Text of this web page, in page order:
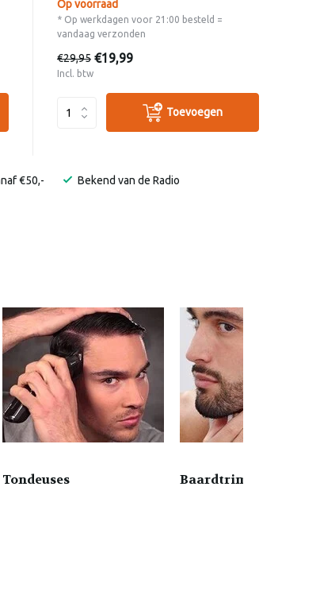
Op voorraad
* Op werkdagen voor 21:00 besteld =
vandaag verzonden
€29,95 €19,99
Incl. btw
Toevoegen
€50,- Bekend van de Radio
Tondeuses Baardtrimmers